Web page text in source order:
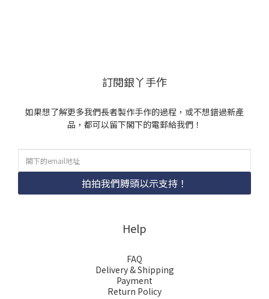
訂閱銀丫手作
如果想了解更多我們長者製作手作的過程，或不想錯過新產
品，都可以留下閣下的電郵給我們！
拍拍我們膊頭以示支持！
Help
FAQ
Delivery & Shipping
Payment
Return Policy